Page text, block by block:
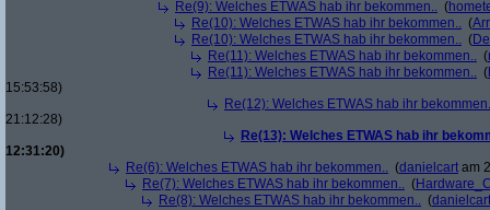
Re(9): Welches ETWAS hab ihr bekommen.. (
Re(10): Welches ETWAS hab ihr bekommen.. (
Re(10): Welches ETWAS hab ihr bekommen.. (
Re(11): Welches ETWAS hab ihr bekommen.. (
Re(11): Welches ETWAS hab ihr bekommen.. (
15:53:58)
Re(12): Welches ETWAS hab ihr
21:12:28)
Re(13): Welches ETWAS hab ihr
12:31:20)
Re(6): Welches ETWAS hab ihr bekommen.. (danielcart am
Re(7): Welches ETWAS hab ihr bekommen.. (
Re(8): Welches ETWAS hab ihr bekommen.. (danielcart